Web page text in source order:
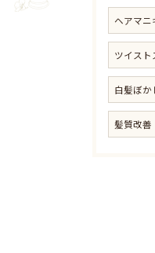
ヘアマニ
ツイスト
白髪ぼか
髪質改善